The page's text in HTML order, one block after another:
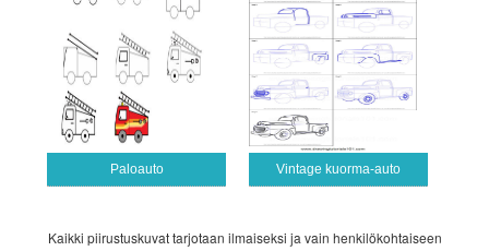
Paloauto Vintage kuorma-auto
Kaikki piirustuskuvat tarjotaan ilmaiseksi ja vain henkilökohtaiseen